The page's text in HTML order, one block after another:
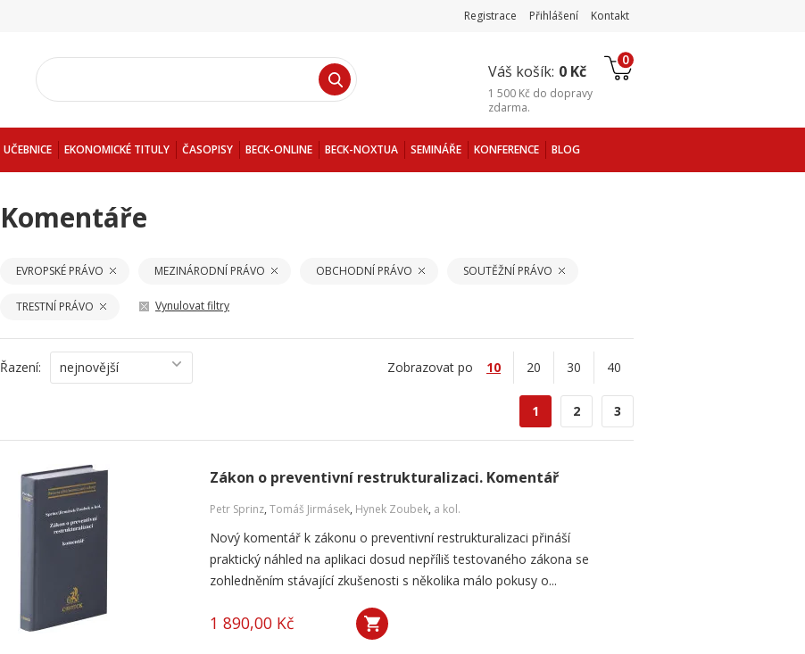
Registrace Přihlášení Kontakt
Váš košík: 0 Kč
0
1 500 Kč do dopravy
zdarma.
UČEBNICE EKONOMICKÉ TITULY ČASOPISY BECK-ONLINE BECK-NOXTUA SEMINÁŘE KONFERENCE BLOG
Komentáře
EVROPSKÉ PRÁVO MEZINÁRODNÍ PRÁVO OBCHODNÍ PRÁVO SOUTĚŽNÍ PRÁVO
TRESTNÍ PRÁVO Vynulovat filtry
Řazení: nejnovější Zobrazovat po 10 20 30 40
1 2 3
Zákon o preventivní restrukturalizaci. Komentář
Petr Sprinz, Tomáš Jirmásek, Hynek Zoubek, a kol.
Nový komentář k zákonu o preventivní restrukturalizaci přináší
praktický náhled na aplikaci dosud nepříliš testovaného zákona se
zohledněním stávající zkušenosti s několika málo pokusy o...
1 890,00 Kč